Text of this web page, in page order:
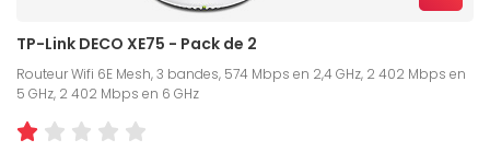
TP-Link DECO XE75 - Pack de 2
Routeur Wifi 6E Mesh, 3 bandes, 574 Mbps en 2,4 GHz, 2 402 Mbps en
5 GHz, 2 402 Mbps en 6 GHz